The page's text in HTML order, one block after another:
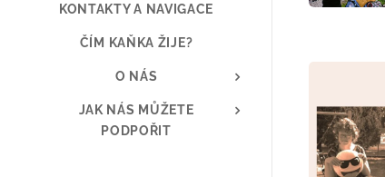
KONTAKTY A NAVIGACE
ČÍM KAŇKA ŽIJE?
O NÁS
JAK NÁS MŮŽETE
PODPOŘIT